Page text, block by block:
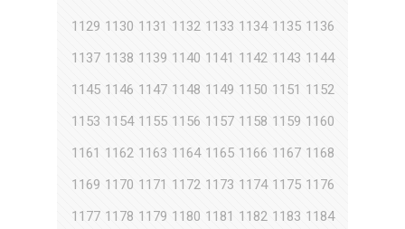
1129 1130 1131 1132 1133 1134 1135 1136
1137 1138 1139 1140 1141 1142 1143 1144
1145 1146 1147 1148 1149 1150 1151 1152
1153 1154 1155 1156 1157 1158 1159 1160
1161 1162 1163 1164 1165 1166 1167 1168
1169 1170 1171 1172 1173 1174 1175 1176
1177 1178 1179 1180 1181 1182 1183 1184